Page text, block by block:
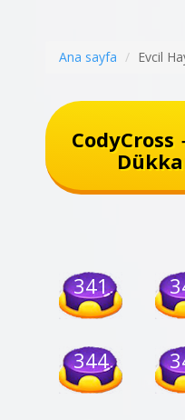
Ana sayfa Evcil
341
344